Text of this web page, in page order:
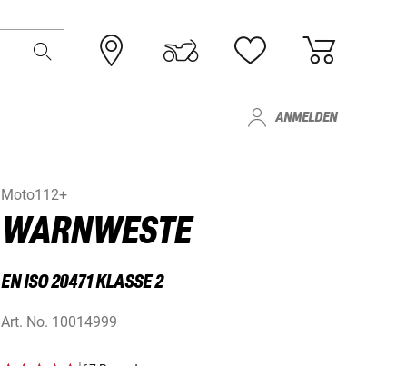
ANMELDEN
Moto112+
WARNWESTE
EN ISO 20471 KLASSE 2
Art. No. 10014999